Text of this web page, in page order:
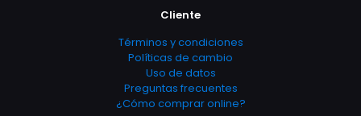
Cliente
Términos y condiciones
Políticas de cambio
Uso de datos
Preguntas frecuentes
¿Cómo comprar online?